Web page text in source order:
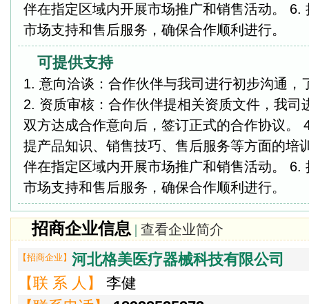
伴在指定区域内开展市场推广和销售活动。 6.
市场支持和售后服务，确保合作顺利进行。
可提供支持
1. 意向洽谈：合作伙伴与我司进行初步沟通，
2. 资质审核：合作伙伴提相关资质文件，我司
双方达成合作意向后，签订正式的合作协议。
提产品知识、销售技巧、售后服务等方面的培
伴在指定区域内开展市场推广和销售活动。 6.
市场支持和售后服务，确保合作顺利进行。
招商企业信息 | 查看企业简介
【招商企业】 河北格美医疗器械科技有限公司
【联 系 人】
李健